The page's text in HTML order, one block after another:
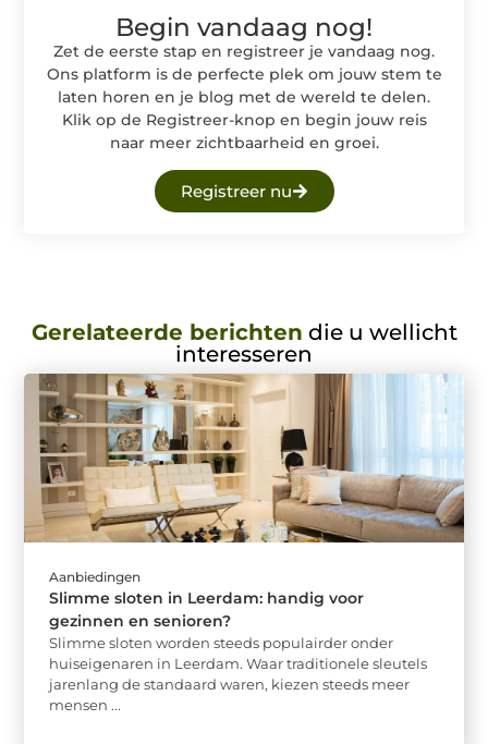
Begin vandaag nog!
Zet de eerste stap en registreer je vandaag nog.
Ons platform is de perfecte plek om jouw stem te
laten horen en je blog met de wereld te delen.
Klik op de Registreer-knop en begin jouw reis
naar meer zichtbaarheid en groei.
Registreer nu
Gerelateerde berichten die u wellicht
interesseren
Aanbiedingen
Slimme sloten in Leerdam: handig voor
gezinnen en senioren?
Slimme sloten worden steeds populairder onder
huiseigenaren in Leerdam. Waar traditionele sleutels
jarenlang de standaard waren, kiezen steeds meer
mensen ...